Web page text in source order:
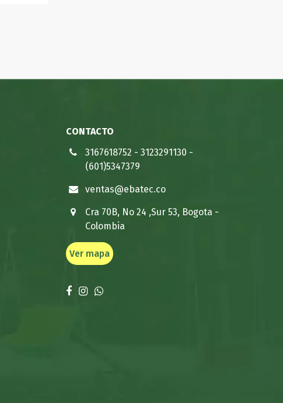
CONTACTO
3167618752 - 3123291130 -
(601)5347379
ventas@ebatec.co
Cra 70B, No 24 ,Sur 53, Bogota -
Colombia
Ver mapa